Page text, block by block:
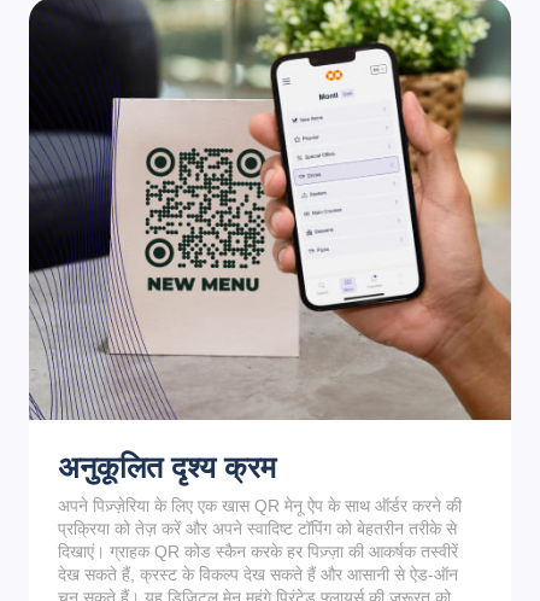
अनुकूलित दृश्य क्रम
अपने पिज़्ज़ेरिया के लिए एक खास QR मेनू ऐप के साथ ऑर्डर करने की
प्रक्रिया को तेज़ करें और अपने स्वादिष्ट टॉपिंग को बेहतरीन तरीके से
दिखाएं। ग्राहक QR कोड स्कैन करके हर पिज़्ज़ा की आकर्षक तस्वीरें
देख सकते हैं, क्रस्ट के विकल्प देख सकते हैं और आसानी से ऐड-ऑन
चुन सकते हैं। यह डिजिटल मेनू महंगे प्रिंटेड फ्लायर्स की ज़रूरत को